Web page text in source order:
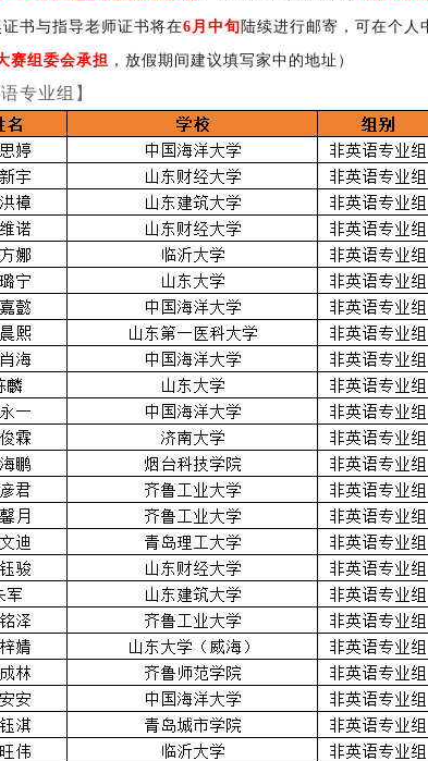
证书与指导老师证书将在6月中旬 陆续进行邮寄，可在个
赛组委会承担 ，放假期间建议填写家中的地址）
专业组】